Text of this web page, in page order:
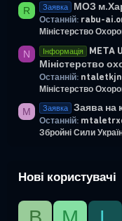
R Заявка МОЗ
Останній: rabu-
Міністерство
N Інформація
META
Міністерство
Останній:
Міністерство
M Заявка Заява на
Останній:
Збройні Сили
Нові користувачі